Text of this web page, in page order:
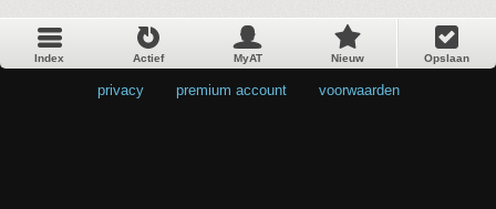
Index Actief MyAT Nieuw Opslaan
privacy premium account voorwaarden